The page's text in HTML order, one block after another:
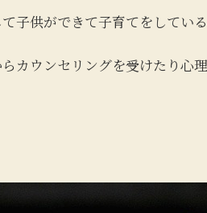
子供ができて子育てをしている
カウンセリングを受けたり心